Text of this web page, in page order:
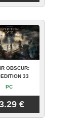
OBSCUR:
33
PC
€